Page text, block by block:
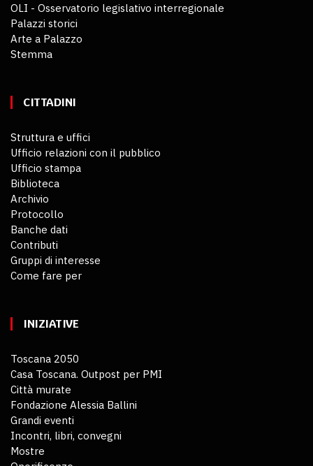
OLI - Osservatorio legislativo interregionale
Palazzi storici
Arte a Palazzo
Stemma
CITTADINI
Struttura e uffici
Ufficio relazioni con il pubblico
Ufficio stampa
Biblioteca
Archivio
Protocollo
Banche dati
Contributi
Gruppi di interesse
Come fare per
INIZIATIVE
Toscana 2050
Casa Toscana. Outpost per PMI
Città murate
Fondazione Alessia Ballini
Grandi eventi
Incontri, libri, convegni
Mostre